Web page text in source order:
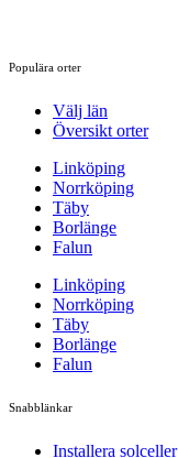
Populära orter
Välj län
Översikt orter
Linköping
Norrköping
Täby
Borlänge
Falun
Linköping
Norrköping
Täby
Borlänge
Falun
Snabblänkar
Installera solceller